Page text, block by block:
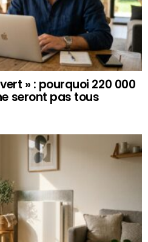
» : pourquoi 220 000
seront pas tous